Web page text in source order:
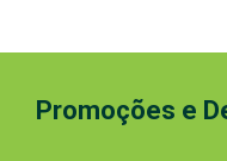
Promoções e